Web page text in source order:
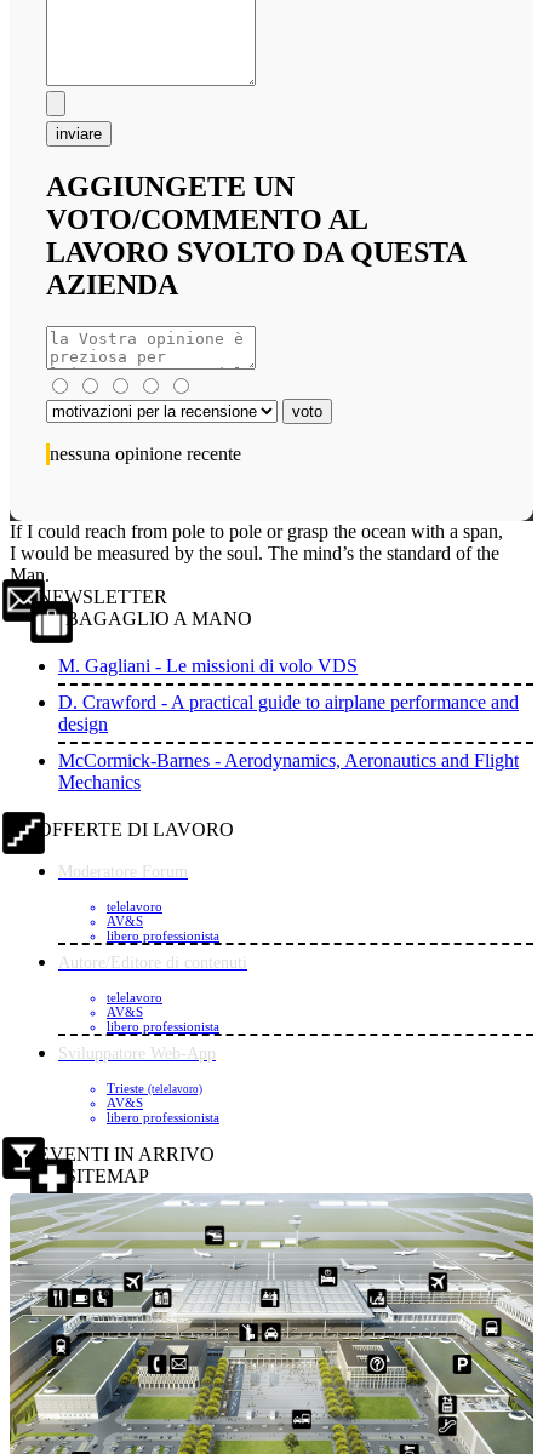
inviare
AGGIUNGETE UN
VOTO/COMMENTO AL
LAVORO SVOLTO DA QUESTA
AZIENDA
nessuna opinione recente
If I could reach from pole to pole or grasp the ocean with a span,
I would be measured by the soul. The mind’s the standard of the
Man.
NEWSLETTER
BAGAGLIO A MANO
M. Gagliani - Le missioni di volo VDS
D. Crawford - A practical guide to airplane performance and
design
McCormick-Barnes - Aerodynamics, Aeronautics and Flight
Mechanics
OFFERTE DI LAVORO
Moderatore Forum
telelavoro
AV&S
libero professionista
Autore/Editore di contenuti
telelavoro
AV&S
libero professionista
Sviluppatore Web-App
Trieste (telelavoro)
AV&S
libero professionista
EVENTI IN ARRIVO
SITEMAP